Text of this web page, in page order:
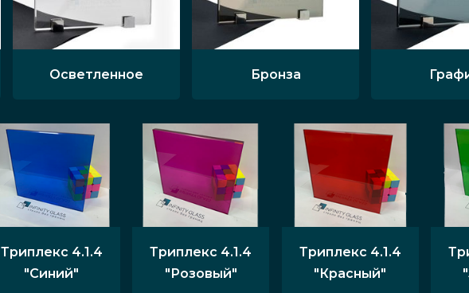
Осветленное Бронза
Триплекс 4.1.4
"Синий"
Триплекс 4.1.4
"Розовый"
Триплекс 4.1.4
"Красный"